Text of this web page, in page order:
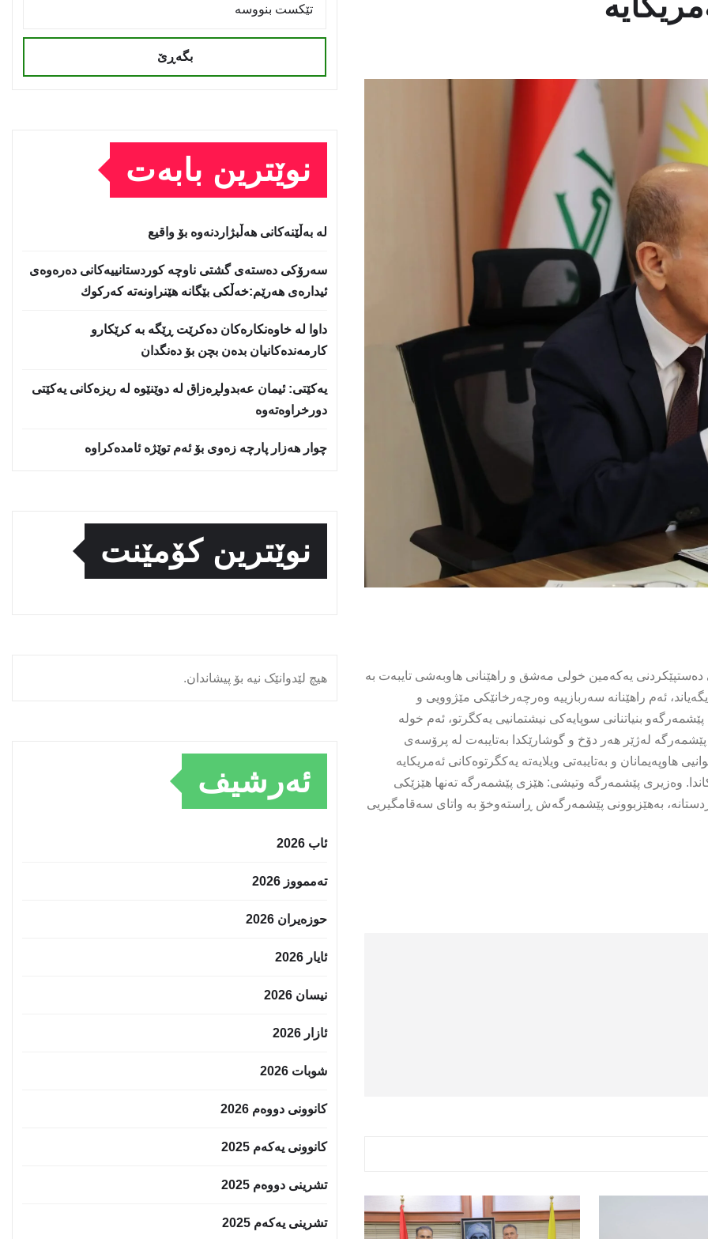
یەكەمین خولی مەشق و راهێنانی هاوبەشی تایبەت بە
1 و 2ـی هێزی پێشمەرگە رایگەیاند، ئەم راهێنانە سەربازییە وەرچەرخانێكی مێژوویی و
بنیاتنانی سوپایەكی نیشتمانیی یەكگرتو، ئەم خولە
لەژێر هەر دۆخ و گوشارێكدا بەتایبەت لە پرۆسەی
هاوپەیمانان و بەتایبەتی ویلایەتە یەكگرتوەكانی ئەمریكایە
وەزیری پێشمەرگە وتیشی: هێزی پێشمەرگە تەنها هێزێكی
بەهێزبوونی پێشمەرگەش ڕاستەوخۆ بە واتای سەقامگیریی
بگەڕێ
نوێترین بابەت
لە بەڵێنەکانی هەڵبژاردنەوە بۆ واقیع
سه‌رۆكی دەستەی گشتی ناوچە كوردستانییەكانی دەرەوەی
ئیدارەی هەرێم:خه‌ڵكی بێگانه‌ هێنراونه‌ته‌ كه‌ركوك
داوا لە خاوەنکارەکان دەکرێت ڕێگە بە کرێکارو
کارمەندەکانیان بدەن بچن بۆ دەنگدان
یه‌كێتی: ئیمان عه‌بدولڕه‌زاق له‌ دوێنێوه‌ له‌ ریزه‌كانی یه‌كێتی
دورخراوه‌ته‌وه‌
چوار هەزار پارچە زەوی بۆ ئەم توێژە ئامدەکراوە
نوێترین کۆمێنت
هیچ لێدوانێک نیە بۆ پیشاندان.
ئەرشیف
ئاب 2026
تەممووز 2026
حوزه‌یران 2026
ئایار 2026
نیسان 2026
ئازار 2026
شوبات 2026
کانوونی دووەم 2026
کانوونی یەکەم 2025
تشرینی دووەم 2025
تشرینی یەکەم 2025